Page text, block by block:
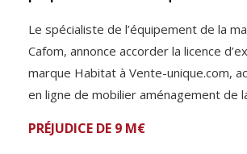
Le spécialiste de l’équipement de la
Cafom, annonce accorder la licence
marque Habitat à Vente-unique.com,
en ligne de mobilier aménagement de
PRÉJUDICE DE 9 M€